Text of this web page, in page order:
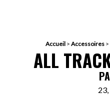
Accueil> Accessoires>
ALL